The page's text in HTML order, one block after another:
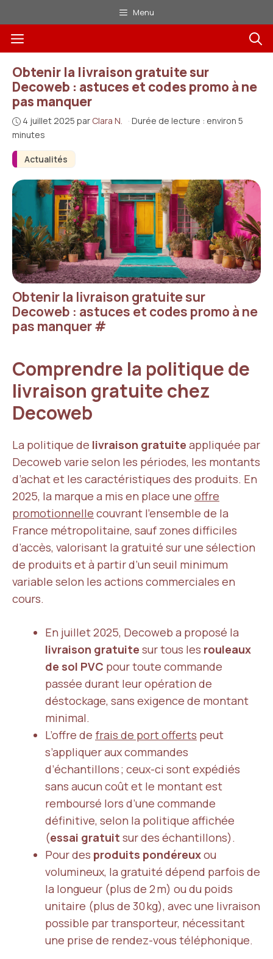
au
contenu
Menu
Menu
Actualités
Obtenir la livraison gratuite sur
Decoweb : astuces et codes promo à ne
pas manquer
4 juillet 2025 par Clara N. · Durée de lecture : environ 5
minutes
Obtenir la livraison gratuite sur
Decoweb : astuces et codes promo à ne
pas manquer#
Comprendre la politique de
livraison gratuite chez
Decoweb
La politique de livraison gratuite appliquée par
Decoweb varie selon les périodes, les montants
d’achat et les caractéristiques des produits. En
2025, la marque a mis en place une offre
promotionnelle couvrant l’ensemble de la
France métropolitaine, sauf zones difficiles
d’accès, valorisant la gratuité sur une sélection
de produits et à partir d’un seuil minimum
variable selon les actions commerciales en
cours.
En juillet 2025, Decoweb a proposé la
livraison gratuite sur tous les rouleaux
de sol PVC pour toute commande
passée durant leur opération de
déstockage, sans exigence de montant
minimal.
L’offre de frais de port offerts peut
s’appliquer aux commandes
d’échantillons ; ceux-ci sont expédiés
sans aucun coût et le montant est
remboursé lors d’une commande
définitive, selon la politique affichée
(essai gratuit sur des échantillons).
Pour des produits pondéreuxou
volumineux, la gratuité dépend parfois de
la longueur (plus de 2 m) ou du poids
unitaire (plus de 30 kg), avec une livraison
possible par transporteur, nécessitant
une prise de rendez-vous téléphonique.